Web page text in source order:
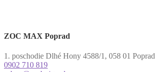
ZOC MAX Poprad
1. poschodie Dlhé Hony 4588/1, 058 01 Poprad
0902 710 819